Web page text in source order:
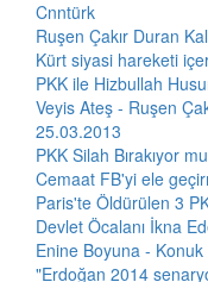
Cnntürk
Ruşen Çakır Duran
Kürt siyasi hareketi
PKK ile Hizbullah
Veyis Ateş - Ruşen
25.03.2013
PKK Silah Bırakıyor
Cemaat FB'yi ele
Paris'te Öldürülen 3
Devlet Öcalanı İkna
Enine Boyuna - Konuk
"Erdoğan 2014